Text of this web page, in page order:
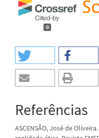
0
Referências
ASCENSÃO, José de